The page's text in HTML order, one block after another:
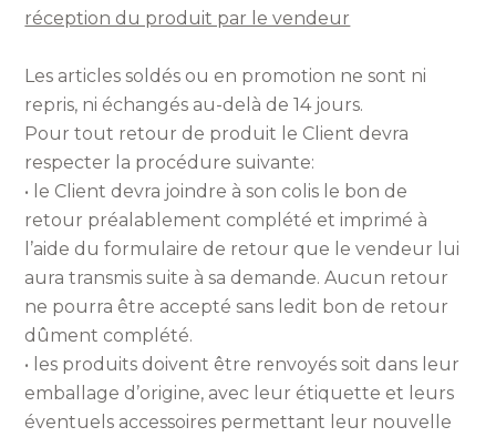
réception du produit par le vendeur
Les articles soldés ou en promotion ne sont ni
repris, ni échangés au-delà de 14 jours.
Pour tout retour de produit le Client devra
respecter la procédure suivante:
• le Client devra joindre à son colis le bon de
retour préalablement complété et imprimé à
l’aide du formulaire de retour que le vendeur lui
aura transmis suite à sa demande. Aucun retour
ne pourra être accepté sans ledit bon de retour
dûment complété.
• les produits doivent être renvoyés soit dans leur
emballage d’origine, avec leur étiquette et leurs
éventuels accessoires permettant leur nouvelle